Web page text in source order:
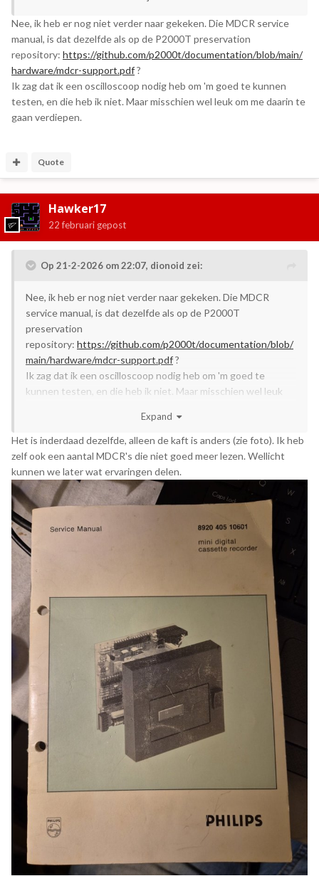
Nee, ik heb er nog niet verder naar gekeken. Die MDCR service
manual, is dat dezelfde als op de P2000T preservation
repository: https://github.com/p2000t/documentation/blob/main/
hardware/mdcr-support.pdf?
Ik zag dat ik een oscilloscoop nodig heb om 'm goed te kunnen
testen, en die heb ik niet. Maar misschien wel leuk om me daarin te
gaan verdiepen.
Quote
Hawker17
22 februari gepost
Op 21-2-2026 om 22:07, dionoid zei:
Nee, ik heb er nog niet verder naar gekeken. Die MDCR
service manual, is dat dezelfde als op de P2000T
preservation
repository: https://github.com/p2000t/documentation/blob/
main/hardware/mdcr-support.pdf?
Ik zag dat ik een oscilloscoop nodig heb om 'm goed te
kunnen testen, en die heb ik niet. Maar misschien wel leuk
Expand
Het is inderdaad dezelfde, alleen de kaft is anders (zie foto). Ik heb
zelf ook een aantal MDCR's die niet goed meer lezen. Wellicht
kunnen we later wat ervaringen delen.